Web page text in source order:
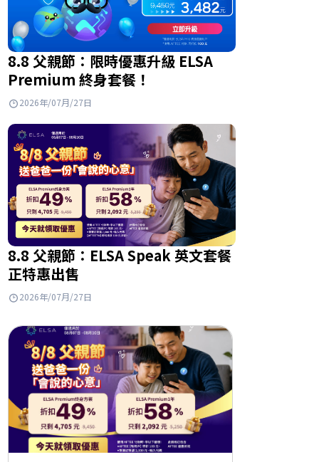
8.8 父親節：限時優惠升級 ELSA
Premium 終身套餐！
2026年/07月/27日
8.8 父親節：ELSA Speak 英文套餐
正特惠出售
2026年/07月/27日